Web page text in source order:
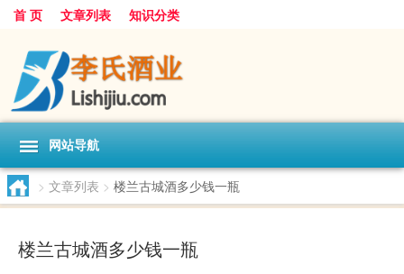
首 页 文章列表 知识分类
网站导航
> 文章列表 > 楼兰古城酒多少钱一瓶
楼兰古城酒多少钱一瓶